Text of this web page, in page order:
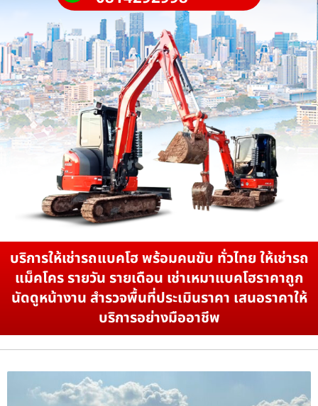
บริการให้เช่ารถแบคโฮ พร้อมคนขับ ทั่วไทย ให้เช่ารถ
แม็คโคร รายวัน รายเดือน เช่าเหมาแบคโฮราคาถูก
นัดดูหน้างาน สำรวจพื้นที่ประเมินราคา เสนอราคาให้
บริการอย่างมืออาชีพ